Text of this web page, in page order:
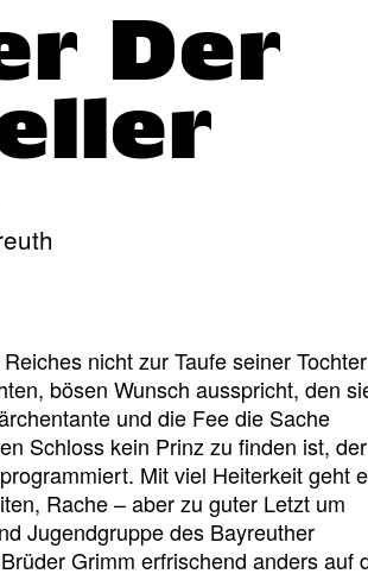
Der
nicht zur Taufe seiner Tochter
bösen Wunsch ausspricht, den
und die Fee die Sache
Schloss kein Prinz zu finden ist, der
Mit viel Heiterkeit geht
Rache – aber zu guter Letzt um
Jugendgruppe des Bayreuther
Grimm erfrischend anders auf